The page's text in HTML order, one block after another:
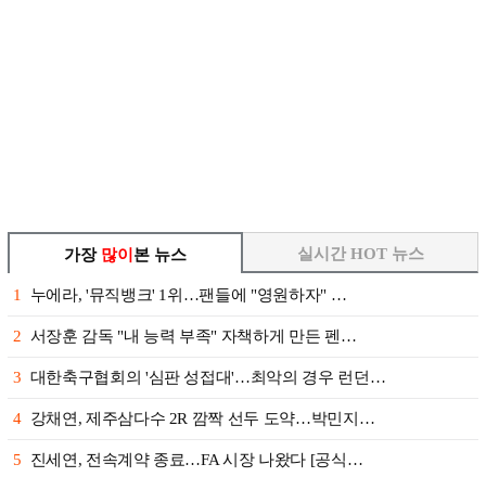
가장 많이 본 뉴스
1 누에라, '뮤직뱅크' 1위…팬들에 "영원하자" …
2 서장훈 감독 "내 능력 부족" 자책하게 만든 펜…
3 대한축구협회의 '심판 성접대'…최악의 경우 런던…
4 강채연, 제주삼다수 2R 깜짝 선두 도약…박민지…
5 진세연, 전속계약 종료…FA 시장 나왔다 [공식…
실시간 HOT 뉴스